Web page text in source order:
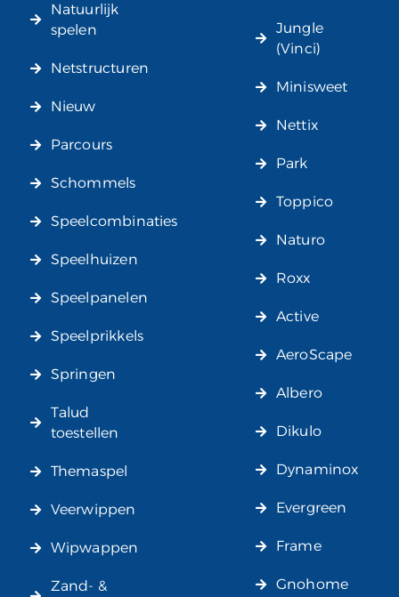
Natuurlijk
spelen
Netstructuren
Nieuw
Parcours
Schommels
Speelcombinaties
Speelhuizen
Speelpanelen
Speelprikkels
Springen
Talud
toestellen
Themaspel
Veerwippen
Wipwappen
Zand- &
Jungle
(Vinci)
Minisweet
Nettix
Park
Toppico
Naturo
Roxx
Active
AeroScape
Albero
Dikulo
Dynaminox
Evergreen
Frame
Gnohome